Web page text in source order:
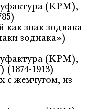
(KPM),
как знак зодиака
зодиака»)
(KPM),
1913)
с жемчугом, из